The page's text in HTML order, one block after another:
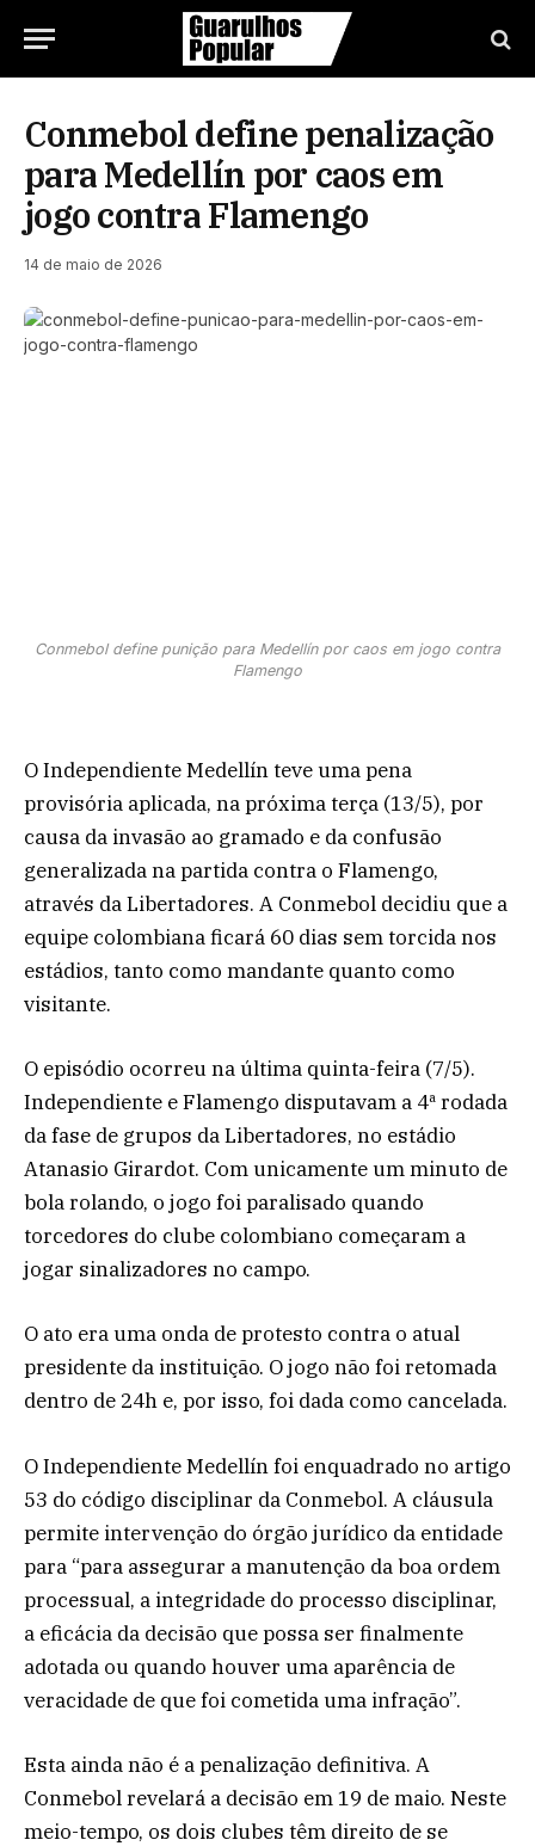
Conmebol define penalização
para Medellín por caos em
jogo contra Flamengo
14 de maio de 2026
Conmebol define punição para Medellín por caos em jogo contra
Flamengo
O Independiente Medellín teve uma pena
provisória aplicada, na próxima terça (13/5), por
causa da invasão ao gramado e da confusão
generalizada na partida contra o Flamengo,
através da Libertadores. A Conmebol decidiu que a
equipe colombiana ficará 60 dias sem torcida nos
estádios, tanto como mandante quanto como
visitante.
O episódio ocorreu na última quinta-feira (7/5).
Independiente e Flamengo disputavam a 4ª rodada
da fase de grupos da Libertadores, no estádio
Atanasio Girardot. Com unicamente um minuto de
bola rolando, o jogo foi paralisado quando
torcedores do clube colombiano começaram a
jogar sinalizadores no campo.
O ato era uma onda de protesto contra o atual
presidente da instituição. O jogo não foi retomada
dentro de 24h e, por isso, foi dada como cancelada.
O Independiente Medellín foi enquadrado no artigo
53 do código disciplinar da Conmebol. A cláusula
permite intervenção do órgão jurídico da entidade
para “para assegurar a manutenção da boa ordem
processual, a integridade do processo disciplinar,
a eficácia da decisão que possa ser finalmente
adotada ou quando houver uma aparência de
veracidade de que foi cometida uma infração”.
Esta ainda não é a penalização definitiva. A
Conmebol revelará a decisão em 19 de maio. Neste
meio-tempo, os dois clubes têm direito de se